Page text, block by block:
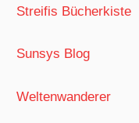
Streifis Bücherkiste
Sunsys Blog
Weltenwanderer